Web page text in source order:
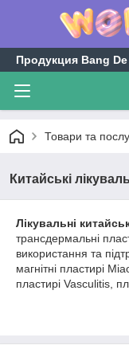
Продукция Bang
Товари та
Китайські
Лікувальні
трансдермальні
використання та
магнітні пластирі
пластирі Vasculitis,